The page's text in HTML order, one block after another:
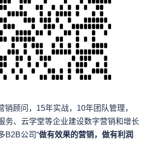
销顾问，15年实战，10年团队管理，
务、云学堂等企业建设数字营销和增长
B2B公司“做有效果的营销，做有利润